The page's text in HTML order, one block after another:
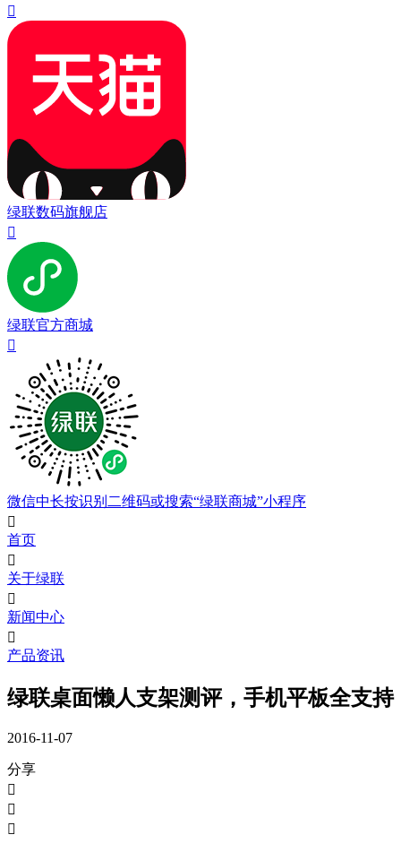

绿联数码旗舰店

绿联官方商城

微信中长按识别二维码或搜索“绿联商城”小程序

首页

关于绿联

新闻中心

产品资讯
绿联桌面懒人支架测评，手机平板全支持
2016-11-07
分享


